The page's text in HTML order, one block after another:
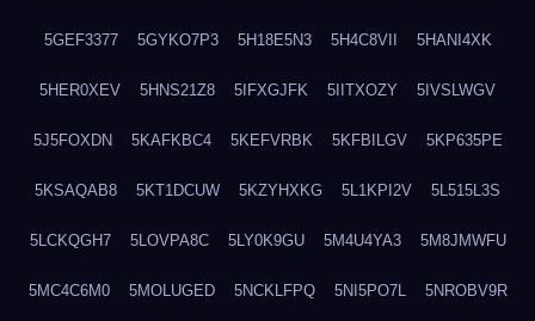
5GEF3377 5GYKO7P3 5H18E5N3 5H4C8VII 5HANI4XK
5HER0XEV 5HNS21Z8 5IFXGJFK 5IITXOZY 5IVSLWGV
5J5FOXDN 5KAFKBC4 5KEFVRBK 5KFBILGV 5KP635PE
5KSAQAB8 5KT1DCUW 5KZYHXKG 5L1KPI2V 5L515L3S
5LCKQGH7 5LOVPA8C 5LY0K9GU 5M4U4YA3 5M8JMWFU
5MC4C6M0 5MOLUGED 5NCKLFPQ 5NI5PO7L 5NROBV9R